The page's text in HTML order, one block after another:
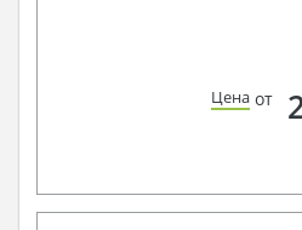
Водоснабжение и
Отопление,
Цена от